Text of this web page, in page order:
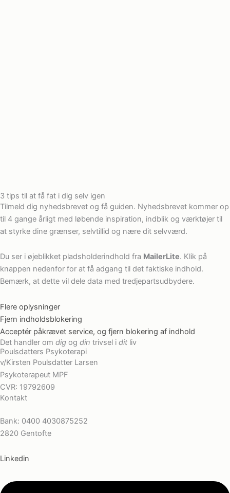
3 tips til at få fat i dig selv igen
Tilmeld dig nyhedsbrevet og få guiden. Nyhedsbrevet kommer op
til 4 gange årligt med løbende inspiration, indblik og værktøjer til
at styrke dine grænser, selvtillid og nære dit selvværd.
Du ser i øjeblikket pladsholderindhold fra MailerLite. Klik på
knappen nedenfor for at få adgang til det faktiske indhold.
Bemærk, at dette vil dele data med tredjepartsudbydere.
Flere oplysninger
Fjern indholdsblokering
Acceptér påkrævet service, og fjern blokering af indhold
Det handler om dig og din trivsel i dit liv
Poulsdatters Psykoterapi
v/Kirsten Poulsdatter Larsen
Psykoterapeut MPF
CVR: 19792609
Kontakt
Bank: 0400 4030875252
2820 Gentofte
Linkedin